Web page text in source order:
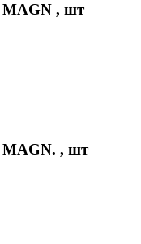
, шт
, шт